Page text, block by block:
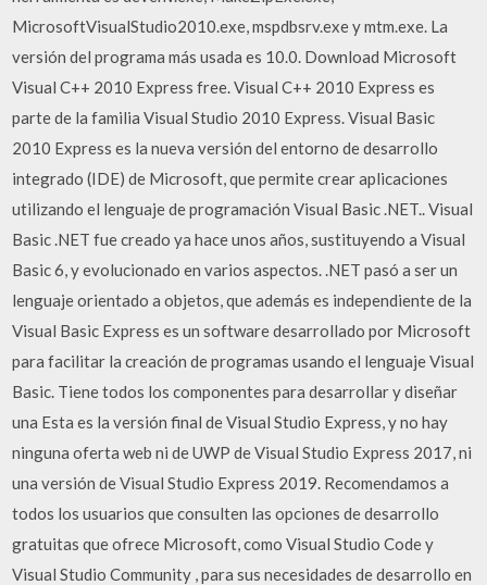
MicrosoftVisualStudio2010.exe, mspdbsrv.exe y mtm.exe. La
versión del programa más usada es 10.0. Download Microsoft
Visual C++ 2010 Express free. Visual C++ 2010 Express es
parte de la familia Visual Studio 2010 Express. Visual Basic
2010 Express es la nueva versión del entorno de desarrollo
integrado (IDE) de Microsoft, que permite crear aplicaciones
utilizando el lenguaje de programación Visual Basic .NET.. Visual
Basic .NET fue creado ya hace unos años, sustituyendo a Visual
Basic 6, y evolucionado en varios aspectos. .NET pasó a ser un
lenguaje orientado a objetos, que además es independiente de la
Visual Basic Express es un software desarrollado por Microsoft
para facilitar la creación de programas usando el lenguaje Visual
Basic. Tiene todos los componentes para desarrollar y diseñar
una Esta es la versión final de Visual Studio Express, y no hay
ninguna oferta web ni de UWP de Visual Studio Express 2017, ni
una versión de Visual Studio Express 2019. Recomendamos a
todos los usuarios que consulten las opciones de desarrollo
gratuitas que ofrece Microsoft, como Visual Studio Code y
Visual Studio Community , para sus necesidades de desarrollo en